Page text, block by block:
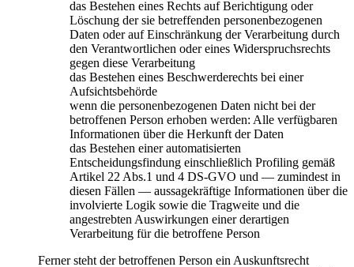
das Bestehen eines Rechts auf Berichtigung oder
Löschung der sie betreffenden personenbezogenen
Daten oder auf Einschränkung der Verarbeitung durch
den Verantwortlichen oder eines Widerspruchsrechts
gegen diese Verarbeitung
das Bestehen eines Beschwerderechts bei einer
Aufsichtsbehörde
wenn die personenbezogenen Daten nicht bei der
betroffenen Person erhoben werden: Alle verfügbaren
Informationen über die Herkunft der Daten
das Bestehen einer automatisierten
Entscheidungsfindung einschließlich Profiling gemäß
Artikel 22 Abs.1 und 4 DS-GVO und — zumindest in
diesen Fällen — aussagekräftige Informationen über die
involvierte Logik sowie die Tragweite und die
angestrebten Auswirkungen einer derartigen
Verarbeitung für die betroffene Person
Ferner steht der betroffenen Person ein Auskunftsrecht